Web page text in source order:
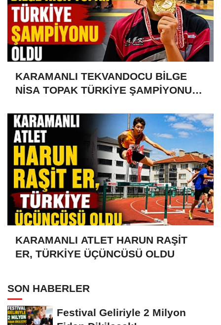
KARAMANLI TEKVANDOCU BİLGE
NİSA TOPAK TÜRKİYE ŞAMPİYONU
KARAMANLI ATLET HARUN RAŞİT
ER, TÜRKİYE ÜÇÜNCÜSÜ OLDU
SON HABERLER
Festival Geliriyle 2 Milyon